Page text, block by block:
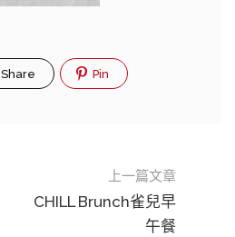
Share Pin
上一篇文章
CHILL Brunch雀兒早
午餐